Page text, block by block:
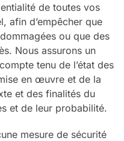
de toutes vos
afin d’empêcher que
ou que des
Nous assurons un
tenu de l’état des
en œuvre et de la
et des finalités du
et de leur probabilité.
mesure de sécurité